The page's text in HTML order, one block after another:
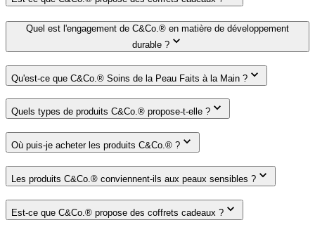
Quel est l'engagement de C&Co.® en matière de développement
durable ?
Qu'est-ce que C&Co.® Soins de la Peau Faits à la Main ?
Quels types de produits C&Co.® propose-t-elle ?
Où puis-je acheter les produits C&Co.® ?
Les produits C&Co.® conviennent-ils aux peaux sensibles ?
Est-ce que C&Co.® propose des coffrets cadeaux ?